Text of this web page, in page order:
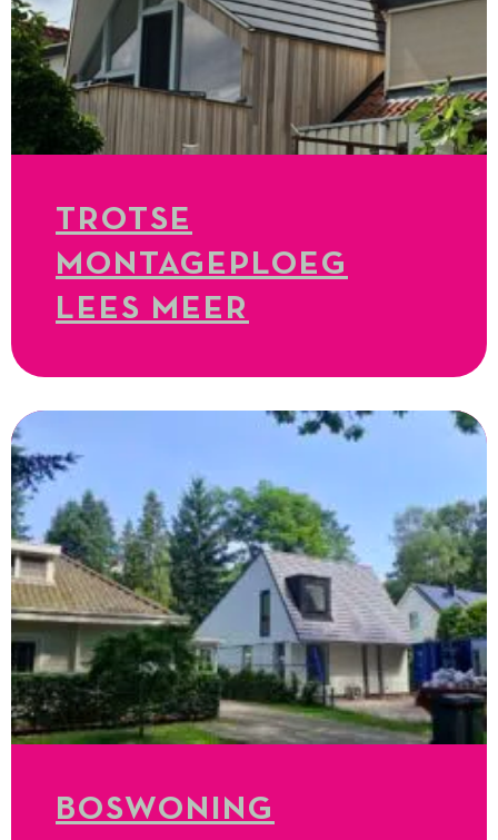
TROTSE
MONTAGEPLOEG
LEES MEER
BOSWONING